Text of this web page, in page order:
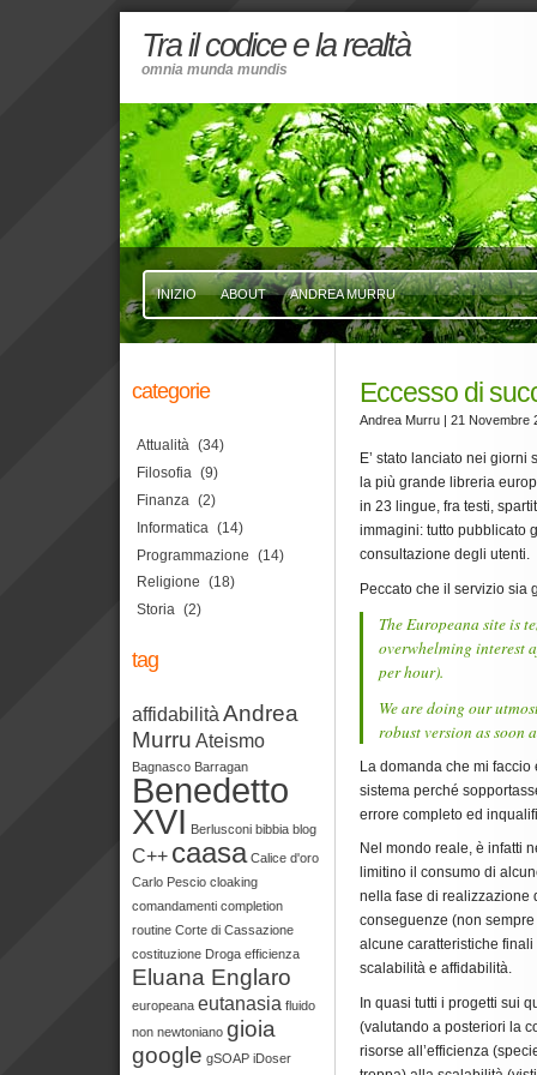
Tra il codice e la realtà
omnia munda mundis
INIZIO ABOUT ANDREA MURRU
Eccesso di
Andrea Murru | 21 Novembre
E’ stato lanciato nei giorni
la più grande libreria
in 23 lingue, fra testi,
immagini: tutto pubblicato
consultazione degli utenti.
Peccato che il servizio sia
The Europeana site is
overwhelming interest
per hour).
We are doing our
robust version as soon
La domanda che mi
sistema perché
errore completo ed
Nel mondo reale, è infatti
limitino il consumo di
nella fase di realizzazione
conseguenze (non
alcune caratteristiche
scalabilità e affidabilità.
In quasi tutti i progetti sui
(valutando a posteriori la
risorse all’efficienza
categorie
Attualità (34)
Filosofia (9)
Finanza (2)
Informatica (14)
Programmazione (14)
Religione (18)
Storia (2)
tag
affidabilità Andrea
Murru Ateismo
Bagnasco Barragan
Benedetto
XVI Berlusconi bibbia blog
C++ caasa Calice d'oro
Carlo Pescio cloaking
comandamenti completion
routine Corte di Cassazione
costituzione Droga efficienza
Eluana Englaro
europeana eutanasia fluido
non newtoniano gioia
google gSOAP iDoser